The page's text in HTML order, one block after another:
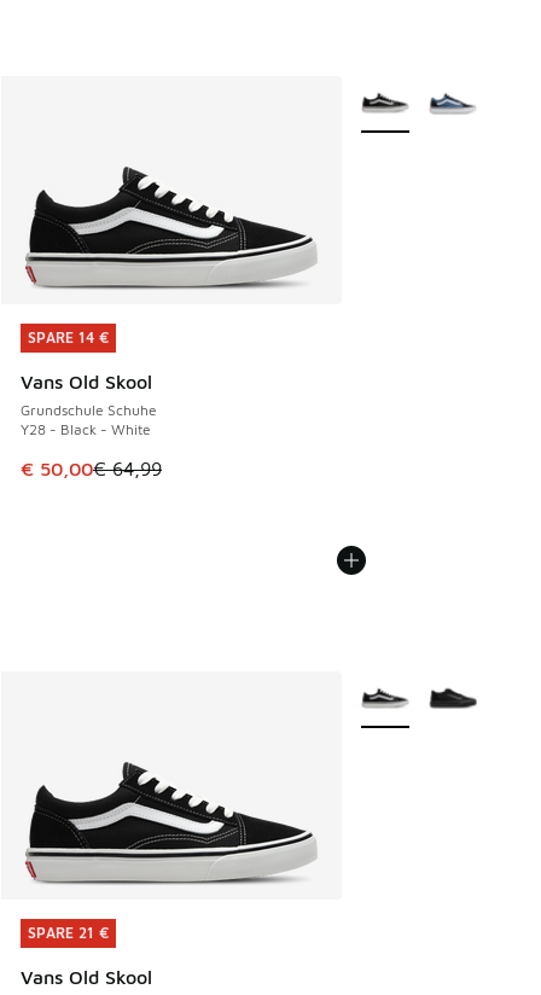
SPARE 14 €
Vans Old Skool
Grundschule Schuhe
Y28 - Black - White
Dieser Artikel ist im Sale. Der Preis ist von € 64,99 auf €
€ 50,00€ 64,99
SPARE 14 €
Weitere Farben
SPARE 21 €
Vans Old Skool
SPARE 21 €
Weitere Farben